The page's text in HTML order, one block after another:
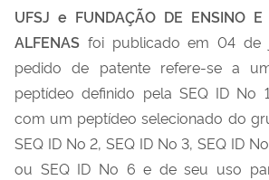
UFSJ e FUNDAÇÃO DE ENSINO E
ALFENAS foi publicado em 04 de
pedido de patente refere-se a
peptídeo definido pela SEQ ID No
com um peptídeo selecionado do
SEQ ID No 2, SEQ ID No 3, SEQ ID
ou SEQ ID No 6 e de seu uso